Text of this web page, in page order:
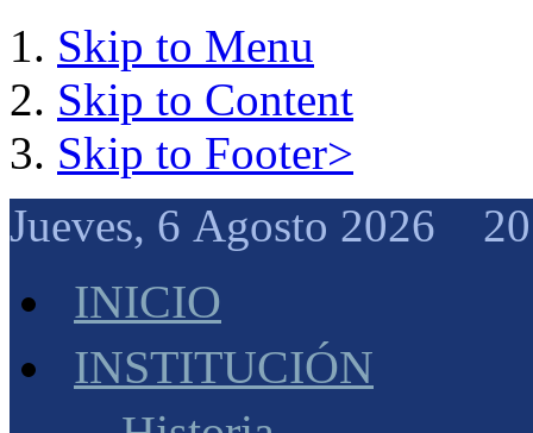
Skip to Menu
Skip to Content
Skip to Footer>
Jueves, 6 Agosto 2026
INICIO
INSTITUCIÓN